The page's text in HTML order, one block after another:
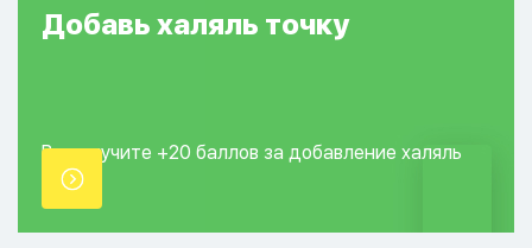
Добавь халяль точку
Вы получите +20 баллов за добавление халяль
точки.